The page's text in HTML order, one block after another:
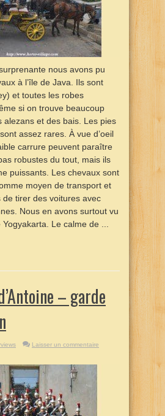
nous avons pu
à l’île de Java. Ils sont
et toutes les robes
si on trouve beaucoup
alezans et des bais. Les pies
assez rares. À vue d’oeil
carrure peuvent paraître
robustes du tout, mais ils
puissants. Les chevaux sont
moyen de transport et
de tirer des voitures avec
Nous en avons surtout vu
Le calme de ...
– garde
Laisser un commentaire